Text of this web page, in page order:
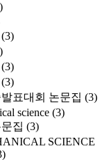
(3)
(3)
(3)
표대회 논문집 (3)
science (3)
집 (3)
SCIENCE